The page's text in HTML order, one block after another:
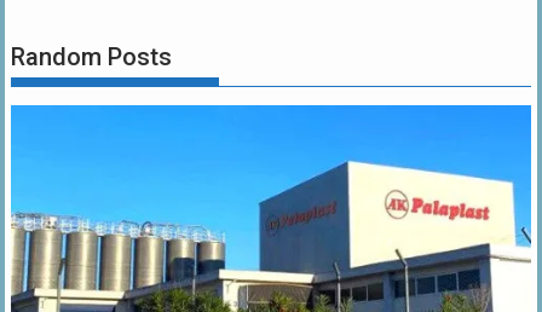
Random Posts